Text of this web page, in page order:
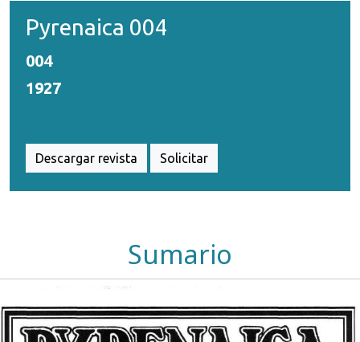
Pyrenaica 004
004
1927
Descargar revista Solicitar
Sumario